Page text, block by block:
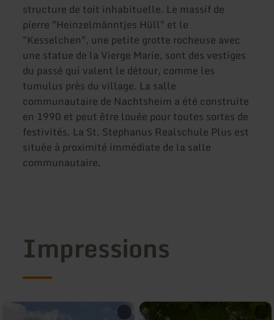
structure de toit inhabituelle. Le massif de
pierre "Heinzelmänntjes Hüll" et le
"Kesselchen", une petite grotte rocheuse avec
une statue de la Vierge Marie, sont des vestiges
du passé qui valent le détour, comme les
tumulus près du village. La salle
communautaire de Nachtsheim a été construite
en 1990 et peut être louée pour toutes sortes de
festivités. La St. Stephanus Realschule Plus est
située à proximité immédiate de la salle
communautaire.
Impressions